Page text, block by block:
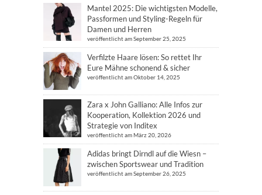
Mantel 2025: Die wichtigsten Modelle,
Passformen und Styling-Regeln für
Damen und Herren
veröffentlicht am September 25, 2025
Verfilzte Haare lösen: So rettet Ihr
Eure Mähne schonend & sicher
veröffentlicht am Oktober 14, 2025
Zara x John Galliano: Alle Infos zur
Kooperation, Kollektion 2026 und
Strategie von Inditex
veröffentlicht am März 20, 2026
Adidas bringt Dirndl auf die Wiesn –
zwischen Sportswear und Tradition
veröffentlicht am September 26, 2025